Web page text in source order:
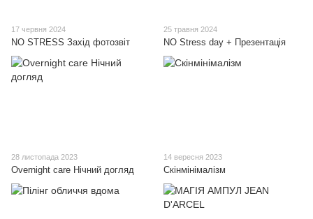
17 червня 2024
NO STRESS Захід фотозвіт
25 травня 2024
NO Stress day + Презентація
28 листопада 2023
Overnight care Нічний догляд
14 вересня 2023
Скінмінімалізм